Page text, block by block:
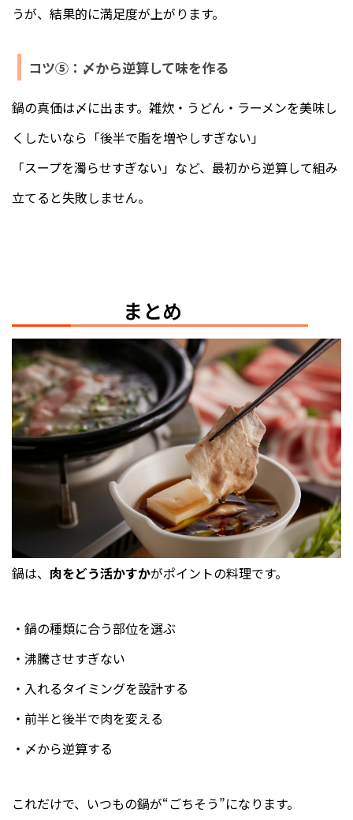
うが、結果的に満足度が上がります。
コツ⑤：〆から逆算して味を作る
鍋の真価は〆に出ます。雑炊・うどん・ラーメンを美味し
くしたいなら「後半で脂を増やしすぎない」
「スープを濁らせすぎない」など、最初から逆算して組み
立てると失敗しません。
まとめ
鍋は、 肉をどう活かすかがポイントの料理です。
・鍋の種類に合う部位を選ぶ
・沸騰させすぎない
・入れるタイミングを設計する
・前半と後半で肉を変える
・〆から逆算する
これだけで、いつもの鍋が“ごちそう”になります。